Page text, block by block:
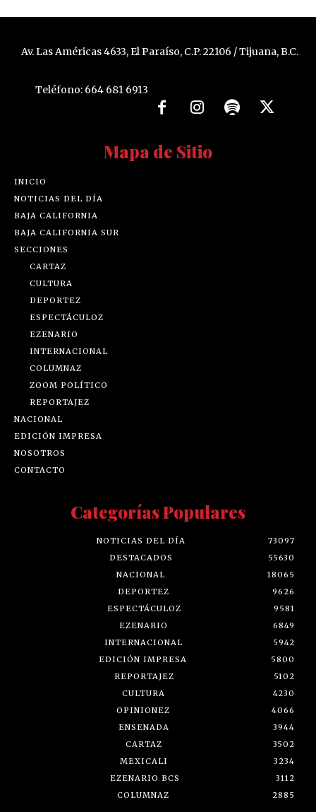
Av. Las Américas 4633, El Paraíso, C.P. 22106 / Tijuana, B.C.
Teléfono: 664 681 6913
Mapa de Sitio
INICIO
NOTICIAS DEL DÍA
BAJA CALIFORNIA
BAJA CALIFORNIA SUR
SECCIONES
CARTAZ
CULTURA
DEPORTEZ
ESPECTÁCULOZ
EZENARIO
INTERNACIONAL
COLUMNAZ
ZOOM POLÍTICO
REPORTAJEZ
NACIONAL
EDICIÓN IMPRESA
NOSOTROS
CONTACTO
Categorías Populares
NOTICIAS DEL DÍA
73097
DESTACADOS
55630
NACIONAL
18065
DEPORTEZ
9626
ESPECTÁCULOZ
9581
EZENARIO
6849
INTERNACIONAL
5942
EDICIÓN IMPRESA
5800
REPORTAJEZ
5102
CULTURA
4230
OPINIONEZ
4066
ENSENADA
3944
CARTAZ
3502
MEXICALI
3234
EZENARIO BCS
3112
COLUMNAZ
2885